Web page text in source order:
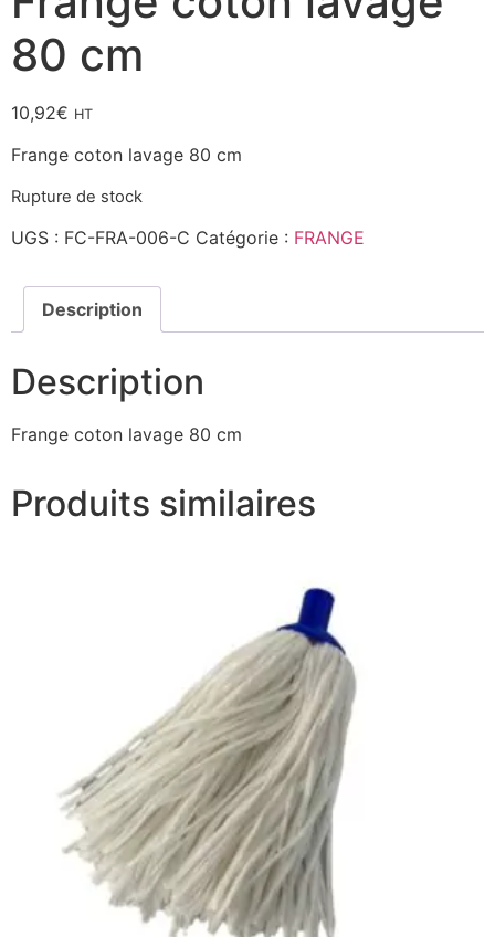
80 cm
10,92€ HT
Frange coton lavage 80 cm
Rupture de stock
UGS : FC-FRA-006-C Catégorie : FRANGE
Description
Description
Frange coton lavage 80 cm
Produits similaires